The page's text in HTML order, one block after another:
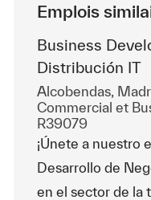
Emplois
Business
Distribución IT
Emplacement
Alcobendas,
Catégorie
Commercial et
R39079
¡Únete a nuestro
Desarrollo de
en el sector de la